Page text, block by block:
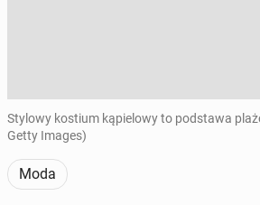
Stylowy kostium kąpielowy to podstawa
Getty Images)
Moda